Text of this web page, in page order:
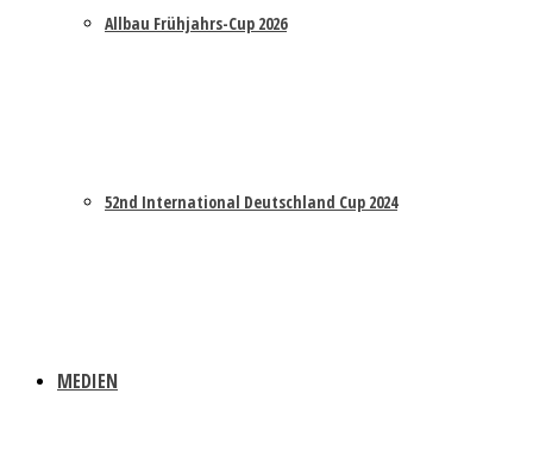
Allbau Frühjahrs-Cup 2026
52nd International Deutschland Cup 2024
MEDIEN